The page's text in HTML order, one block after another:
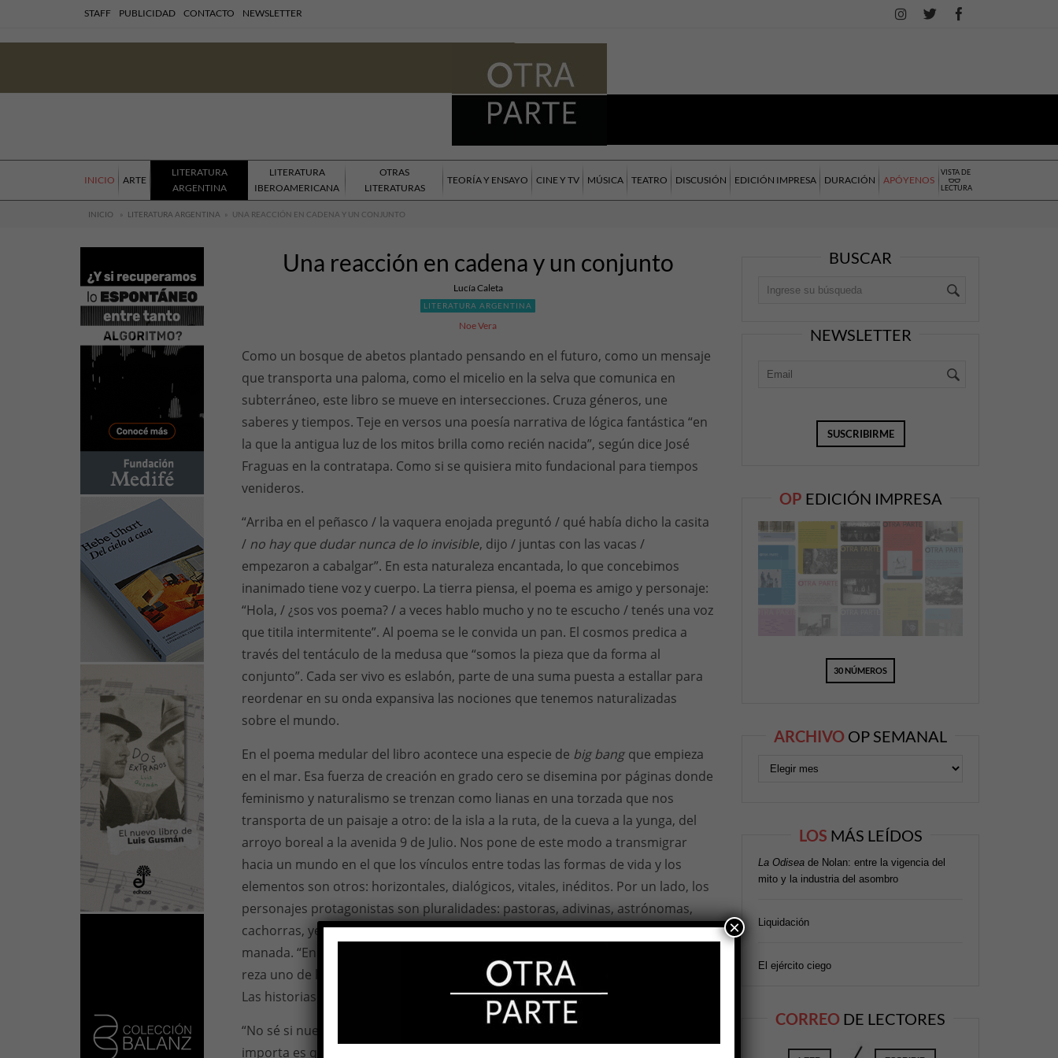
STAFF PUBLICIDAD CONTACTO NEWSLETTER
INICIO ARTE
LITERATURA
ARGENTINA
LITERATURA
IBEROAMERICANA
OTRAS
LITERATURAS
TEORÍA Y ENSAYO CINE Y TV MÚSICA TEATRO DISCUSIÓN EDICIÓN IMPRESA DURACIÓN APÓYENOS
VISTA DE
LECTURA
INICIO » LITERATURA ARGENTINA » UNA REACCIÓN EN CADENA Y UN CONJUNTO
Una reacción en cadena y un conjunto
Lucía Caleta
LITERATURA ARGENTINA
Noe Vera
Como un bosque de abetos plantado pensando en el futuro, como un mensaje
que transporta una paloma, como el micelio en la selva que comunica en
subterráneo, este libro se mueve en intersecciones. Cruza géneros, une
saberes y tiempos. Teje en versos una poesía narrativa de lógica fantástica “en
la que la antigua luz de los mitos brilla como recién nacida”, según dice José
Fraguas en la contratapa. Como si se quisiera mito fundacional para tiempos
venideros.
“Arriba en el peñasco / la vaquera enojada preguntó / qué había dicho la casita
/ no hay que dudar nunca de lo invisible, dijo / juntas con las vacas /
empezaron a cabalgar”. En esta naturaleza encantada, lo que concebimos
inanimado tiene voz y cuerpo. La tierra piensa, el poema es amigo y personaje:
“Hola, / ¿sos vos poema? / a veces hablo mucho y no te escucho / tenés una voz
que titila intermitente”. Al poema se le convida un pan. El cosmos predica a
través del tentáculo de la medusa que “somos la pieza que da forma al
conjunto”. Cada ser vivo es eslabón, parte de una suma puesta a estallar para
reordenar en su onda expansiva las nociones que tenemos naturalizadas
sobre el mundo.
En el poema medular del libro acontece una especie de big bang que empieza
en el mar. Esa fuerza de creación en grado cero se disemina por páginas donde
feminismo y naturalismo se trenzan como lianas en una torzada que nos
transporta de un paisaje a otro: de la isla a la ruta, de la cueva a la yunga, del
arroyo boreal a la avenida 9 de Julio. Nos pone de este modo a transmigrar
hacia un mundo en el que los vínculos entre todas las formas de vida y los
elementos son otros: horizontales, dialógicos, vitales, inéditos. Por un lado, los
personajes protagonistas son pluralidades: pastoras, adivinas, astrónomas,
cachorras, yeguas. Por otro, presencias femeninas que vemos deslizarse en
manada. “En un universo infinito cada punto puede considerarse el centro”,
reza uno de los poemas en su título. Y es por esto que no hay jerarquías aquí.
Las historias transcurren a la deriva en un espacio temporal de carácter mítico.
“No sé si nuestra vida tiene un objetivo y no veo que eso importe. Lo que sí
importa es que somos una parte. Como una hebra en una tela o una hoja de
BUSCAR
NEWSLETTER
OP EDICIÓN IMPRESA
30 NÚMEROS
ARCHIVO OP SEMANAL
LOS MÁS LEÍDOS
La Odisea de Nolan: entre la vigencia del
mito y la industria del asombro
Liquidación
El ejército ciego
CORREO DE LECTORES
×